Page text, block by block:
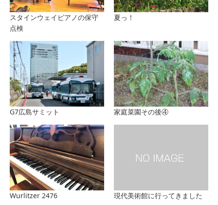
スタインウェイピアノの保守
点検
夏っ！
G7広島サミット 家庭菜園その後④
Wurlitzer 2476 現代美術館に行ってきました